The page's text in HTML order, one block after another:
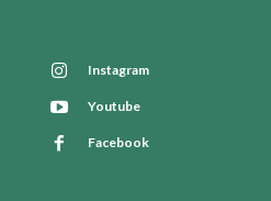
Instagram
Youtube
Facebook